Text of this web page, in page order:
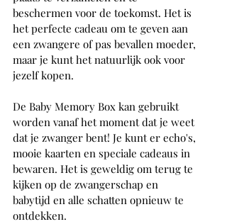
beschermen voor de toekomst. Het is
het perfecte cadeau om te geven aan
een zwangere of pas bevallen moeder,
maar je kunt het natuurlijk ook voor
jezelf kopen.
De Baby Memory Box kan gebruikt
worden vanaf het moment dat je weet
dat je zwanger bent! Je kunt er echo's,
mooie kaarten en speciale cadeaus in
bewaren. Het is geweldig om terug te
kijken op de zwangerschap en
babytijd en alle schatten opnieuw te
ontdekken.